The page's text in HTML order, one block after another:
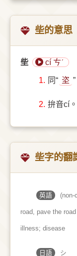
㘹的意思
㘹 cí ㄘˊ
1. 同“ 垐
2. 拚音cí。
㘹字的翻
英語
road, pave the
illness; disease
日語 シ